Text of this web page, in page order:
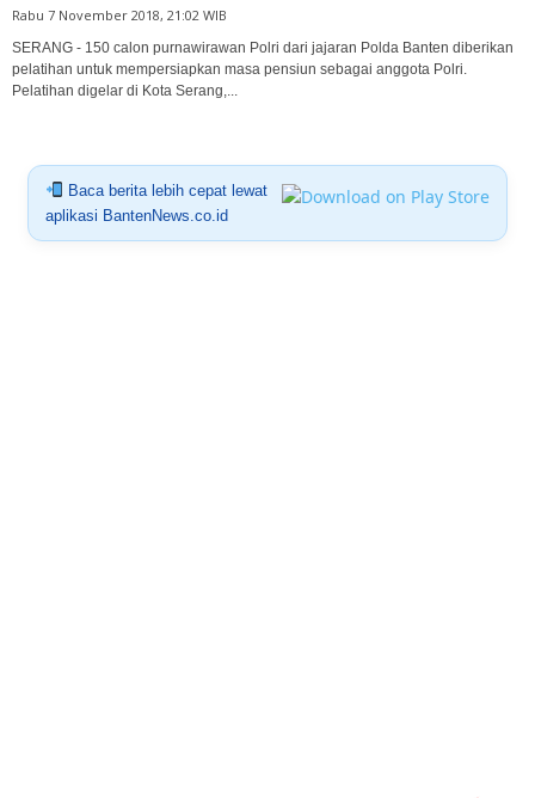
Rabu 7 November 2018, 21:02 WIB
SERANG - 150 calon purnawirawan Polri dari jajaran Polda Banten diberikan
pelatihan untuk mempersiapkan masa pensiun sebagai anggota Polri.
Pelatihan digelar di Kota Serang,...
Baca berita lebih cepat lewat
aplikasi BantenNews.co.id